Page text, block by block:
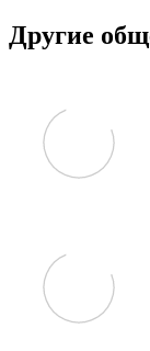
Другие